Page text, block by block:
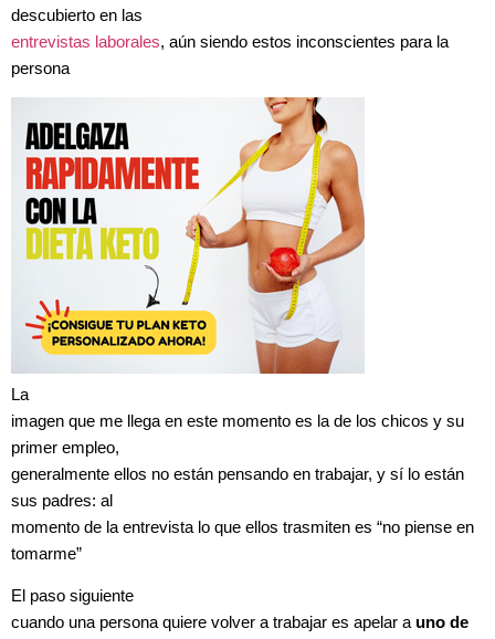
descubierto en las
entrevistas laborales, aún siendo estos inconscientes para la
persona
La
imagen que me llega en este momento es la de los chicos y su
primer empleo,
generalmente ellos no están pensando en trabajar, y sí lo están
sus padres: al
momento de la entrevista lo que ellos trasmiten es “no piense en
tomarme”
El paso siguiente
cuando una persona quiere volver a trabajar es apelar a uno de